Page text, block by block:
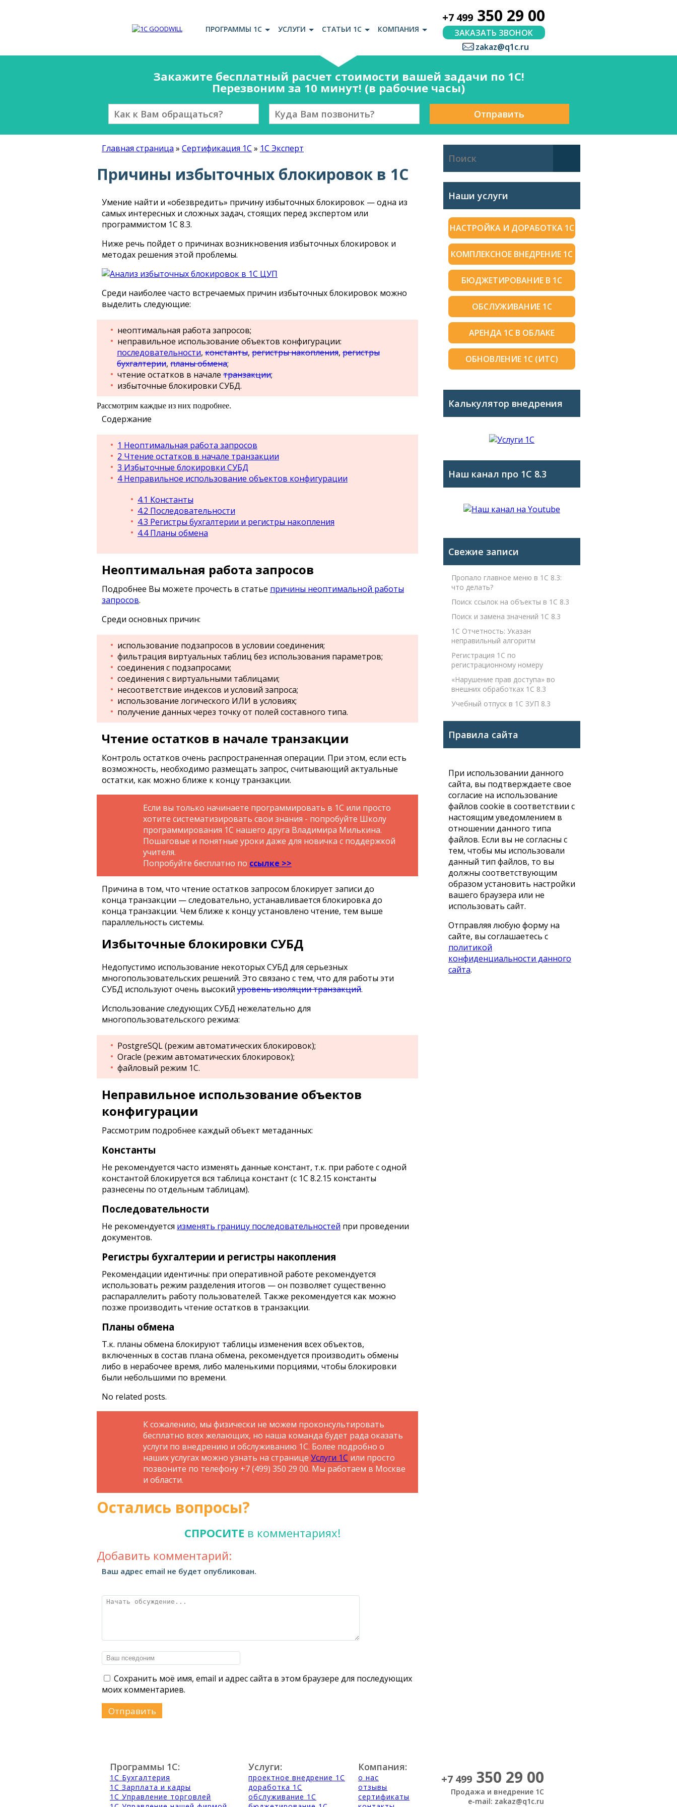
ПРОГРАММЫ 1С УСЛУГИ СТАТЬИ 1С КОМПАНИЯ
+7 499 350 29 00
ЗАКАЗАТЬ ЗВОНОК
zakaz@q1c.ru
Закажите бесплатный расчет стоимости вашей задачи по 1С!
Перезвоним за 10 минут! (в рабочие часы)
Отправить
Главная страница » Сертификация 1С » 1С Эксперт
Причины избыточных блокировок в 1С
Умение найти и «обезвредить» причину избыточных блокировок — одна из
самых интересных и сложных задач, стоящих перед экспертом или
программистом 1С 8.3.
Ниже речь пойдет о причинах возникновения избыточных блокировок и
методах решения этой проблемы.
Среди наиболее часто встречаемых причин избыточных блокировок можно
выделить следующие:
неоптимальная работа запросов;
неправильное использование объектов конфигурации:
последовательности, константы, регистры накопления, регистры
бухгалтерии, планы обмена;
чтение остатков в начале транзакции;
избыточные блокировки СУБД.
Рассмотрим каждые из них подробнее.
Содержание
1 Неоптимальная работа запросов
2 Чтение остатков в начале транзакции
3 Избыточные блокировки СУБД
4Неправильное использование объектов конфигурации
4.1 Константы
4.2 Последовательности
4.3 Регистры бухгалтерии и регистры накопления
4.4Планы обмена
Неоптимальная работа запросов
Подробнее Вы можете прочесть в статье причины неоптимальной работы
запросов.
Среди основных причин:
использование подзапросов в условии соединения;
фильтрация виртуальных таблиц без использования параметров;
соединения с подзапросами;
соединения с виртуальными таблицами;
несоответствие индексов и условий запроса;
использование логического ИЛИ в условиях;
получение данных через точку от полей составного типа.
Чтение остатков в начале транзакции
Контроль остатков очень распространенная операции. При этом, если есть
возможность, необходимо размещать запрос, считывающий актуальные
остатки, как можно ближе к концу транзакции.
Если вы только начинаете программировать в 1С или просто
хотите систематизировать свои знания - попробуйте Школу
программирования 1С нашего друга Владимира Милькина.
Пошаговые и понятные уроки даже для новичка с поддержкой
учителя.
Попробуйте бесплатно по ссылке >>
Причина в том, что чтение остатков запросом блокирует записи до
конца транзакции — следовательно, устанавливается блокировка до
конца транзакции. Чем ближе к концу установлено чтение, тем выше
параллельность системы.
Избыточные блокировки СУБД
Недопустимо использование некоторых СУБД для серьезных
многопользовательских решений. Это связано с тем, что для работы эти
СУБД используют очень высокий уровень изоляции транзакций.
Использование следующих СУБД нежелательно для
многопользовательского режима:
PostgreSQL (режим автоматических блокировок);
Oracle (режим автоматических блокировок);
файловый режим 1С.
Неправильное использование объектов
конфигурации
Рассмотрим подробнее каждый объект метаданных:
Константы
Не рекомендуется часто изменять данные констант, т.к. при работе с одной
константой блокируется вся таблица констант (с 1С 8.2.15 константы
разнесены по отдельным таблицам).
Последовательности
Не рекомендуется изменять границу последовательностей при проведении
документов.
Регистры бухгалтерии и регистры накопления
Рекомендации идентичны: при оперативной работе рекомендуется
использовать режим разделения итогов — он позволяет существенно
распараллелить работу пользователей. Также рекомендуется как можно
позже производить чтение остатков в транзакции.
Планы обмена
Т.к. планы обмена блокируют таблицы изменения всех объектов,
включенных в состав плана обмена, рекомендуется производить обмены
либо в нерабочее время, либо маленькими порциями, чтобы блокировки
были небольшими по времени.
No related posts.
К сожалению, мы физически не можем проконсультировать
бесплатно всех желающих, но наша команда будет рада оказать
услуги по внедрению и обслуживанию 1С. Более подробно о
наших услугах можно узнать на странице Услуги 1С или просто
позвоните по телефону +7 (499) 350 29 00. Мы работаем в Москве
и области.
Остались вопросы?
СПРОСИТЕ в комментариях!
Добавить комментарий:
Ваш адрес email не будет опубликован.
Сохранить моё имя, email и адрес сайта в этом браузере для последующих
моих комментариев.
Наши услуги
НАСТРОЙКА И ДОРАБОТКА 1С
КОМПЛЕКСНОЕ ВНЕДРЕНИЕ 1С
БЮДЖЕТИРОВАНИЕ В 1С
ОБСЛУЖИВАНИЕ 1С
АРЕНДА 1С В ОБЛАКЕ
ОБНОВЛЕНИЕ 1С (ИТС)
Калькулятор внедрения
Наш канал про 1С 8.3
Свежие записи
Пропало главное меню в 1С 8.3:
что делать?
Поиск ссылок на объекты в 1С 8.3
Поиск и замена значений 1С 8.3
1С Отчетность: Указан
неправильный алгоритм
Регистрация 1С по
регистрационному номеру
«Нарушение прав доступа» во
внешних обработках 1С 8.3
Учебный отпуск в 1С ЗУП 8.3
Правила сайта
При использовании данного
сайта, вы подтверждаете свое
согласие на использование
файлов cookie в соответствии с
настоящим уведомлением в
отношении данного типа
файлов. Если вы не согласны с
тем, чтобы мы использовали
данный тип файлов, то вы
должны соответствующим
образом установить настройки
вашего браузера или не
использовать сайт.
Отправляя любую форму на
сайте, вы соглашаетесь с
политикой
конфиденциальности данного
сайта.
Программы 1С:
1С Бухгалтерия
1С Зарплата и кадры
1С Управление торговлей
Услуги:
проектное внедрение 1С
доработка 1С
обслуживание 1С
Компания:
о нас
отзывы
сертификаты
+7 499 350 29 00
Продажа и внедрение 1С
e-mail: zakaz@q1c.ru